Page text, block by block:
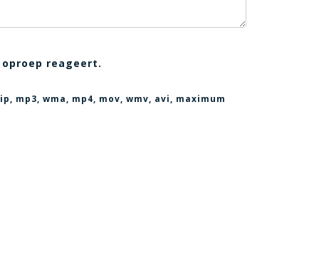
reageert.
mp3, wma, mp4, mov, wmv, avi
, maximum